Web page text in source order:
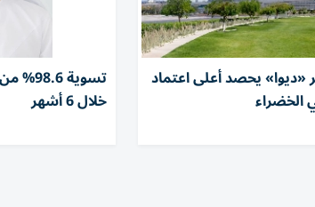
«ديوا» يحصد أعلى اعتماد
الخضراء
تسوية
خلال 6 أشهر